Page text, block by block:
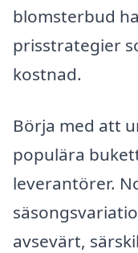
blomsterbud
prisstrategier
kostnad.
Börja med att
populära
leverantörer.
avsevärt,